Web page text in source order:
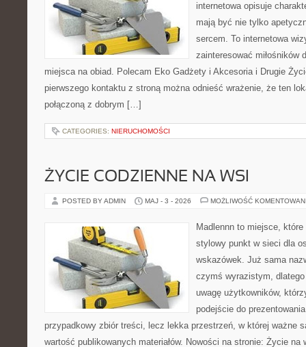
internetowa opisuje
mają być nie tylko
sercem. To internetowa
zainteresować miłośników
miejsca na obiad. Polecam Eko Gadżety i Akcesoria i Drugie
pierwszego kontaktu z stroną można odnieść wrażenie, że ten
połączoną z dobrym […]
CATEGORIES: NIERUCHOMOŚCI
ŻYCIE CODZIENNE NA WSI
POSTED BY ADMIN MAJ - 3 - 2026 MOŻLIWOŚĆ
Madlennn to miejsce,
stylowy punkt w sieci dla
wskazówek. Już sama
czymś wyrazistym,
uwagę użytkowników,
podejście do
przypadkowy zbiór treści, lecz lekka przestrzeń, w której ważne
wartość publikowanych materiałów. Nowości na stronie: Życie na